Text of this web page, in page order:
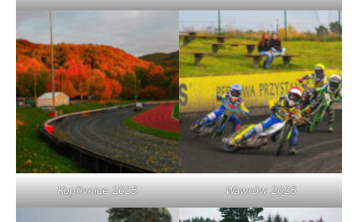
Kopřivnice 2025 Wawrów 2025